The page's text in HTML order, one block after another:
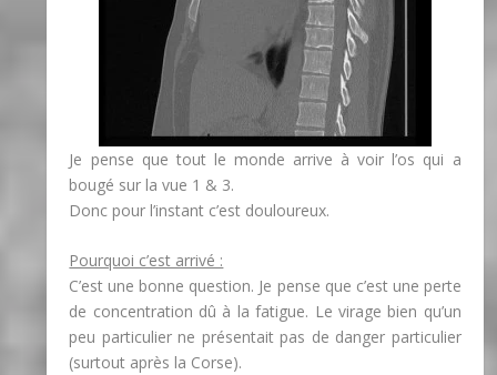
Je pense que tout le monde arrive à voir l’os qui a
bougé sur la vue 1 & 3.
Donc pour l’instant c’est douloureux.
Pourquoi c’est arrivé :
C’est une bonne question. Je pense que c’est une perte
de concentration dû à la fatigue. Le virage bien qu’un
peu particulier ne présentait pas de danger particulier
(surtout après la Corse).